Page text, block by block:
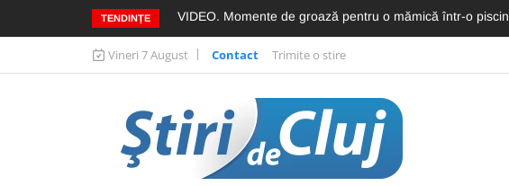
TENDINȚE VIDEO. Accidentul mortal din Vâlcele, filmat LIVE:
Vineri 7 August Contact Trimite o stire